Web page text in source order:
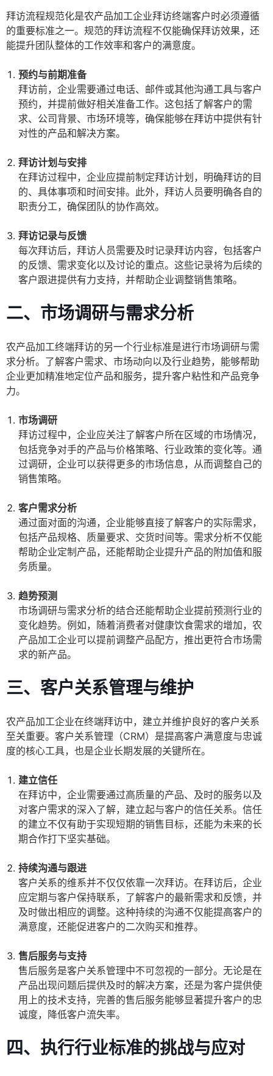
拜访流程规范化是农产品加工企业拜访终端客户时必须遵循
的重要标准之一。规范的拜访流程不仅能确保拜访效果，还
能提升团队整体的工作效率和客户的满意度。
预约与前期准备
拜访前，企业需要通过电话、邮件或其他沟通工具与客户
预约，并提前做好相关准备工作。这包括了解客户的需
求、公司背景、市场环境等，确保能够在拜访中提供有针
对性的产品和解决方案。
拜访计划与安排
在拜访过程中，企业应提前制定拜访计划，明确拜访的目
的、具体事项和时间安排。此外，拜访人员要明确各自的
职责分工，确保团队的协作高效。
拜访记录与反馈
每次拜访后，拜访人员需要及时记录拜访内容，包括客户
的反馈、需求变化以及讨论的重点。这些记录将为后续的
客户跟进提供有力支持，并帮助企业调整销售策略。
二、市场调研与需求分析
农产品加工终端拜访的另一个行业标准是进行市场调研与需
求分析。了解客户需求、市场动向以及行业趋势，能够帮助
企业更加精准地定位产品和服务，提升客户粘性和产品竞争
力。
市场调研
拜访过程中，企业应关注了解客户所在区域的市场情况，
包括竞争对手的产品与价格策略、行业政策的变化等。通
过调研，企业可以获得更多的市场信息，从而调整自己的
销售策略。
客户需求分析
通过面对面的沟通，企业能够直接了解客户的实际需求，
包括产品规格、质量要求、交货时间等。需求分析不仅能
帮助企业定制产品，还能帮助企业提升产品的附加值和服
务质量。
趋势预测
市场调研与需求分析的结合还能帮助企业提前预测行业的
变化趋势。例如，随着消费者对健康饮食需求的增加，农
产品加工企业可以提前调整产品配方，推出更符合市场需
求的新产品。
三、客户关系管理与维护
农产品加工企业在终端拜访中，建立并维护良好的客户关系
至关重要。客户关系管理（CRM）是提高客户满意度与忠诚
度的核心工具，也是企业长期发展的关键所在。
建立信任
在拜访中，企业需要通过高质量的产品、及时的服务以及
对客户需求的深入了解，建立起与客户的信任关系。信任
的建立不仅有助于实现短期的销售目标，还能为未来的长
期合作打下坚实基础。
持续沟通与跟进
客户关系的维系并不仅仅依靠一次拜访。在拜访后，企业
应定期与客户保持联系，了解客户的最新需求和反馈，并
及时做出相应的调整。这种持续的沟通不仅能提高客户的
满意度，还能促进客户的二次购买和推荐。
售后服务与支持
售后服务是客户关系管理中不可忽视的一部分。无论是在
产品出现问题后提供及时的解决方案，还是为客户提供使
用上的技术支持，完善的售后服务能够显著提升客户的忠
诚度，降低客户流失率。
四、执行行业标准的挑战与应对